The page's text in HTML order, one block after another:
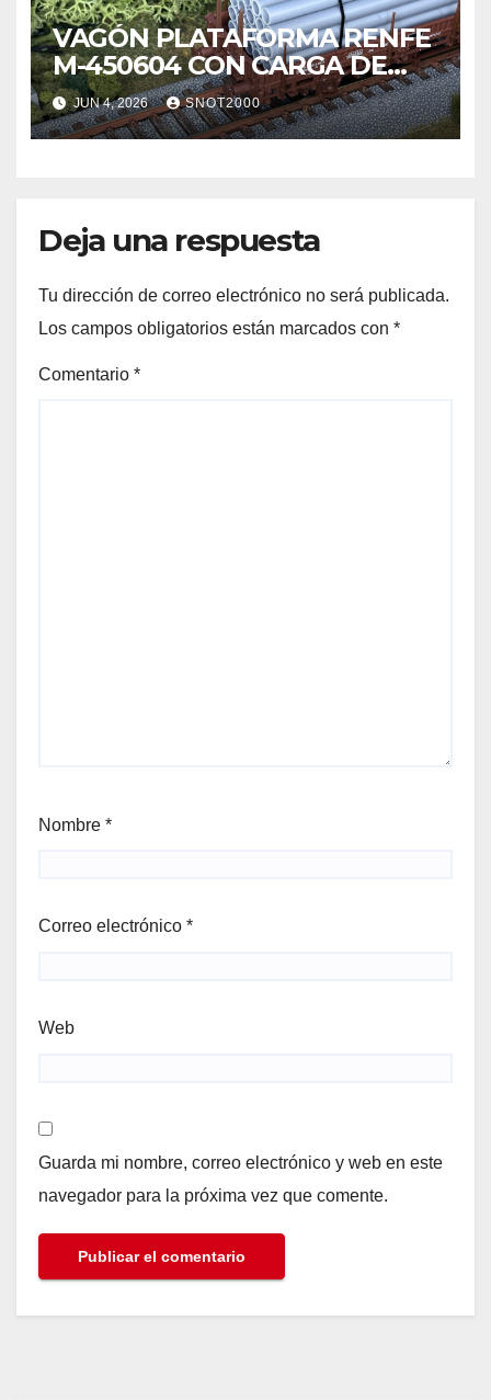
VAGÓN PLATAFORMA RENFE
M-450604 CON CARGA DE
TUBOS
JUN 4, 2026 SNOT2000
Deja una respuesta
Tu dirección de correo electrónico no será publicada.
Los campos obligatorios están marcados con *
Comentario *
Nombre *
Correo electrónico *
Web
Guarda mi nombre, correo electrónico y web en este
navegador para la próxima vez que comente.